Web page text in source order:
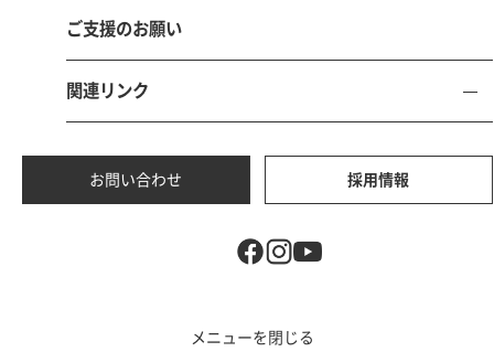
ご支援のお願い
関連リンク
お問い合わせ 採用情報
メニューを閉じる
本サイトにおける掲載文章、写真、イラスト等の無断転載、無断使用は固くお断り